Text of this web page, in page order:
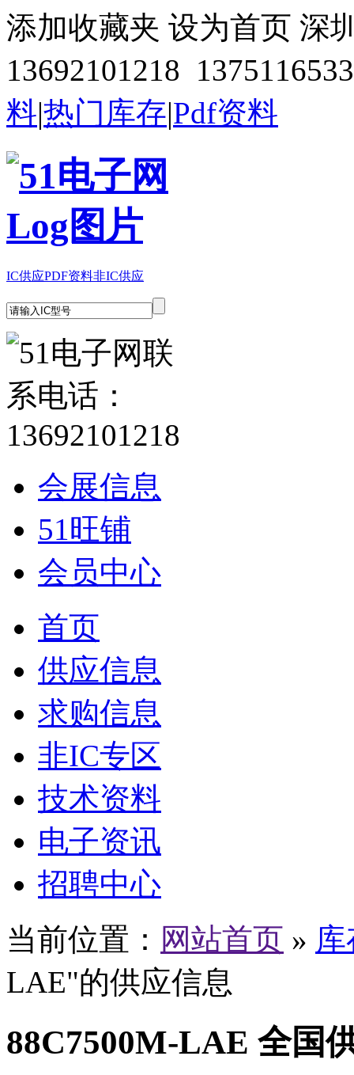
添加收藏夹 设为首页 深
13692101218
料|热门库存|Pdf资料
IC供应PDF资料非IC供应
会展信息
51旺铺
会员中心
首页
供应信息
求购信息
非IC专区
技术资料
电子资讯
招聘中心
当前位置： 网站首页 »
LAE"的供应信息
88C7500M-LAE 全国